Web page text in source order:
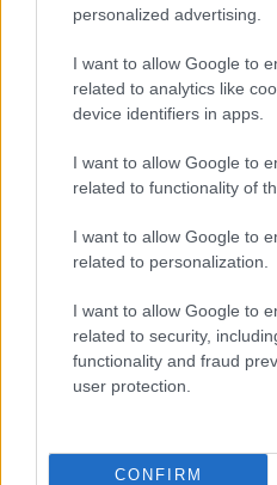
personalized advertising.
I want to allow Google to
related to analytics like
device identifiers in apps.
I want to allow Google to
related to functionality of
I want to allow Google to
related to personalization.
I want to allow Google to
related to security,
functionality and fraud
user protection.
CONFIRM
Lifestyle|07.10.2025 13:42
Πρώτη κοινή
Άφλεκ μετά το
του «Kiss of the
Παρά τον πρόσφατο
σταρ εμφανίστηκαν